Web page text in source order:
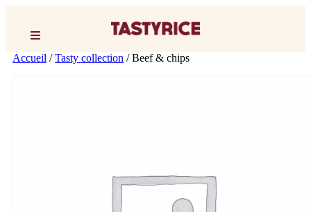
Accueil /Tasty collection / Beef & chips